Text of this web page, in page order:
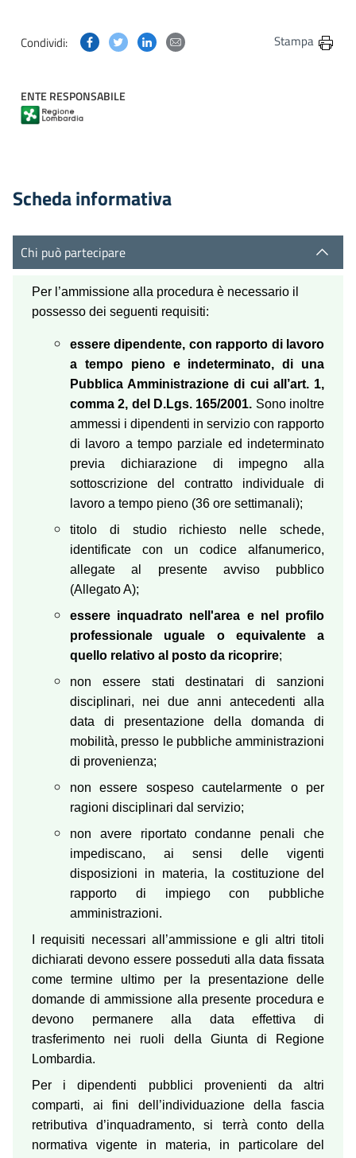
Condividi: Condividi questa pagina su Facebook
Condividi questa pagina su Twitter
Condividi questa pagina su Linkedin
Condividi questa pagina via
Stampa
ENTE RESPONSABILE
Scheda informativa
Chi può partecipare
Per l’ammissione alla procedura è necessario il
possesso dei seguenti requisiti:
essere dipendente, con rapporto di lavoro
a tempo pieno e indeterminato, di una
Pubblica Amministrazione di cui all’art. 1,
comma 2, del D.Lgs. 165/2001. Sono inoltre
ammessi i dipendenti in servizio con rapporto
di lavoro a tempo parziale ed indeterminato
previa dichiarazione di impegno alla
sottoscrizione del contratto individuale di
lavoro a tempo pieno (36 ore settimanali);
titolo di studio richiesto nelle schede,
identificate con un codice alfanumerico,
allegate al presente avviso pubblico
(Allegato A);
essere inquadrato nell'area e nel profilo
professionale uguale o equivalente a
quello relativo al posto da ricoprire;
non essere stati destinatari di sanzioni
disciplinari, nei due anni antecedenti alla
data di presentazione della domanda di
mobilità, presso le pubbliche amministrazioni
di provenienza;
non essere sospeso cautelarmente o per
ragioni disciplinari dal servizio;
non avere riportato condanne penali che
impediscano, ai sensi delle vigenti
disposizioni in materia, la costituzione del
rapporto di impiego con pubbliche
amministrazioni.
I requisiti necessari all’ammissione e gli altri titoli
dichiarati devono essere posseduti alla data fissata
come termine ultimo per la presentazione delle
domande di ammissione alla presente procedura e
devono permanere alla data effettiva di
trasferimento nei ruoli della Giunta di Regione
Lombardia.
Per i dipendenti pubblici provenienti da altri
comparti, ai fini dell’individuazione della fascia
retributiva d’inquadramento, si terrà conto della
normativa vigente in materia, in particolare del